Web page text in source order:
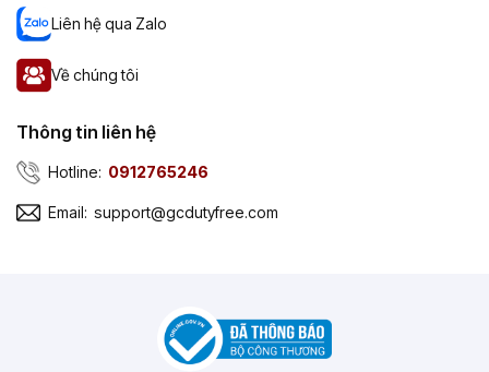
Liên hệ qua Zalo
Về chúng tôi
Thông tin liên hệ
Hotline: 0912765246
Email: support@gcdutyfree.com